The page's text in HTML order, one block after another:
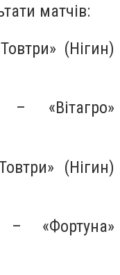
матчів:
(Нігин)
– «Вітагро»
(Нігин)
– «Фортуна»